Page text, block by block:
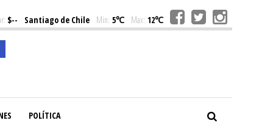
$-- Santiago de Chile Min: 5℃ Max: 12℃
POLÍTICA